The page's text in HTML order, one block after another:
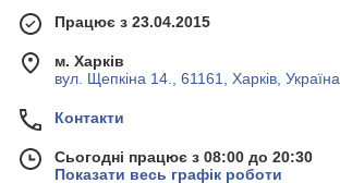
Працює з 23.04.2015
м. Харків
вул. Щепкіна 14., 61161, Харків, Україна
Контакти
Сьогодні працює з 08:00 до 20:30
Показати весь графік роботи